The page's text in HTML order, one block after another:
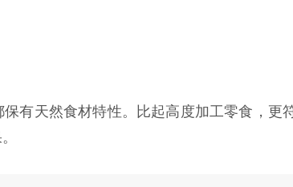
有天然食材特性。比起高度加工零食，